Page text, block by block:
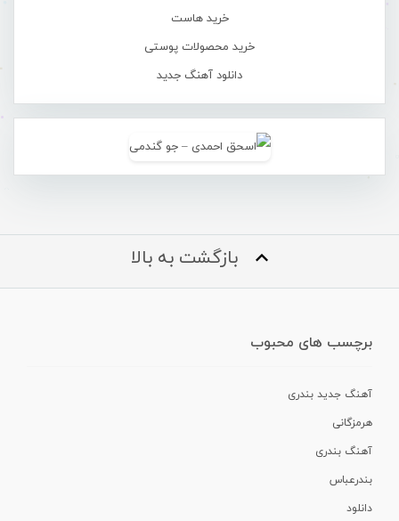
خرید هاست
خرید محصولات پوستی
دانلود آهنگ جدید
بازگشت به بالا
برچسب های محبوب
آهنگ جدید بندری
هرمزگانی
آهنگ بندری
بندرعباس
دانلود